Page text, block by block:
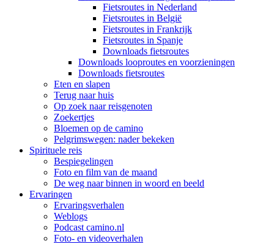
Fietsroutes in Nederland
Fietsroutes in België
Fietsroutes in Frankrijk
Fietsroutes in Spanje
Downloads fietsroutes
Downloads looproutes en voorzieningen
Downloads fietsroutes
Eten en slapen
Terug naar huis
Op zoek naar reisgenoten
Zoekertjes
Bloemen op de camino
Pelgrimswegen: nader bekeken
Spirituele reis
Bespiegelingen
Foto en film van de maand
De weg naar binnen in woord en beeld
Ervaringen
Ervaringsverhalen
Weblogs
Podcast camino.nl
Foto- en videoverhalen